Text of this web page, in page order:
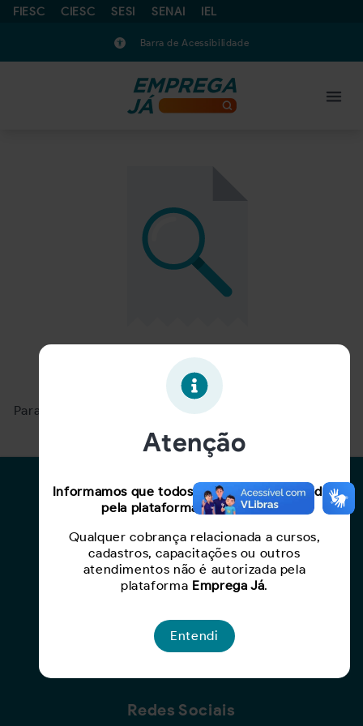
FIESC CIESC SESI SENAI IEL
Barra de Acessibilidade
Oportunidade expirada!
Para ver mais, acesse a páginaBuscar Oportunidades.
Para Candidatos
Cadastro de Currículo
Capacite-se
Criar Oportunidade
Redes Sociais
Atenção
Informamos que todos os serviços oferecidos
pela plataforma são gratuitos.
Qualquer cobrança relacionada a cursos,
cadastros, capacitações ou outros
atendimentos não é autorizada pela
plataforma Emprega Já.
Entendi